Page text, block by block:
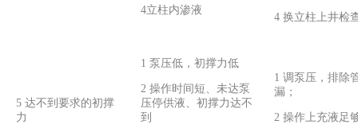
4立柱内渗液
4 换立柱上井检
5 达不到要求的初撑
力
1 泵压低，初撑力低
2 操作时间短、未达泵
压停供液、初撑力达不
到
1 调泵压，排除
漏；
2 操作上充液足